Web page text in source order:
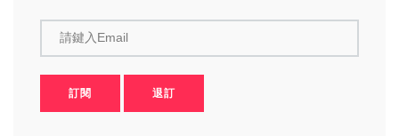
請鍵入Email
訂閱 退訂